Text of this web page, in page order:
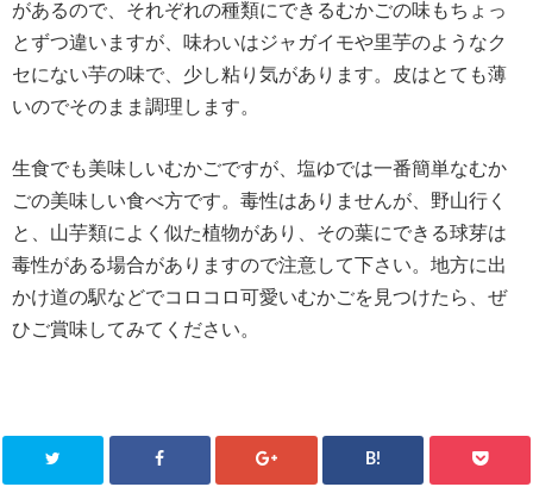
があるので、それぞれの種類にできるむかごの味もちょっ
とずつ違いますが、味わいはジャガイモや里芋のようなク
セにない芋の味で、少し粘り気があります。皮はとても薄
いのでそのまま調理します。
生食でも美味しいむかごですが、塩ゆでは一番簡単なむか
ごの美味しい食べ方です。毒性はありませんが、野山行く
と、山芋類によく似た植物があり、その葉にできる球芽は
毒性がある場合がありますので注意して下さい。地方に出
かけ道の駅などでコロコロ可愛いむかごを見つけたら、ぜ
ひご賞味してみてください。
B!